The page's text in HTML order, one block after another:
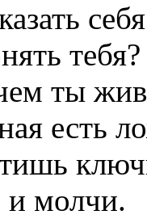
тебя?
ты
есть
молчи.